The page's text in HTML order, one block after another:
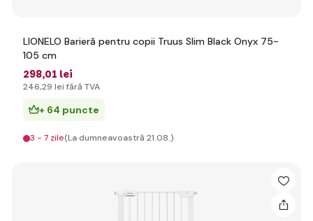
LIONELO Barieră pentru copii Truus Slim Black Onyx 75-
105 cm
298,01 lei
246,29 lei fără TVA
+ 64 puncte
3 - 7 zile(La dumneavoastră 21.08.)